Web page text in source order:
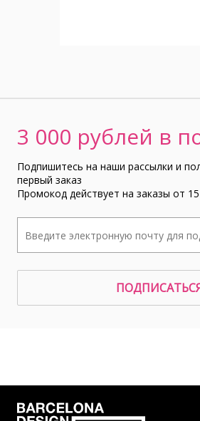
3 000 рублей в
Подпишитесь на наши рассылки и
первый заказ
Промокод действует на заказы от